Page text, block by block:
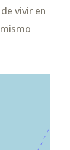
vivir en